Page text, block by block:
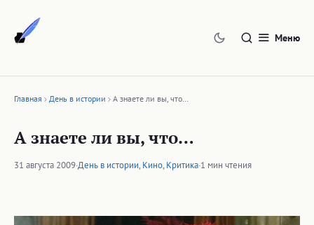
содержимому
Меню
Главная День в истории А знаете ли вы, что…
А знаете ли вы, что…
31 августа 2009·День в истории, Кино, Критика·1 мин чтения